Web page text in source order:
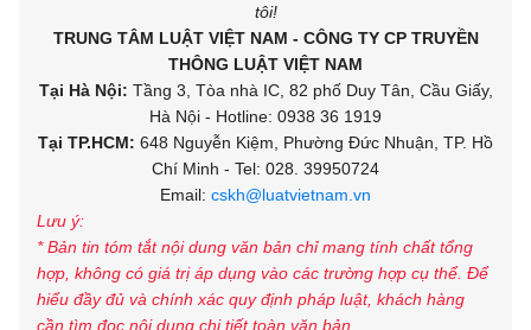
tôi!
TRUNG TÂM LUẬT VIỆT NAM - CÔNG TY CP TRUYỀN
THÔNG LUẬT VIỆT NAM
Tại Hà Nội: Tầng 3, Tòa nhà IC, 82 phố Duy Tân, Cầu Giấy,
Hà Nội - Hotline: 0938 36 1919
Tại TP.HCM: 648 Nguyễn Kiệm, Phường Đức Nhuận, TP. Hồ
Chí Minh - Tel: 028. 39950724
Email: cskh@luatvietnam.vn
Lưu ý:
* Bản tin tóm tắt nội dung văn bản chỉ mang tính chất tổng
hợp, không có giá trị áp dụng vào các trường hợp cụ thể. Để
hiểu đầy đủ và chính xác quy định pháp luật, khách hàng
cần tìm đọc nội dung chi tiết toàn văn bản.